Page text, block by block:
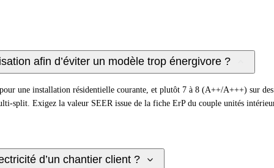
afin d’éviter un modèle trop énergivore ?
une installation résidentielle courante, et plutôt 7 à 8 (A++/A+++) sur des
split. Exigez la valeur SEER issue de la fiche ErP du couple unités
d’un chantier client ?